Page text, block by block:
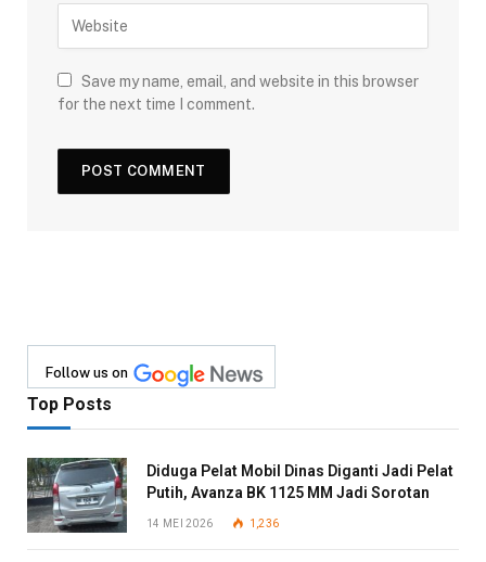
Save my name, email, and website in this browser
for the next time I comment.
Follow us on
Top Posts
Diduga Pelat Mobil Dinas Diganti Jadi Pelat
Putih, Avanza BK 1125 MM Jadi Sorotan
14 MEI 2026 1,236